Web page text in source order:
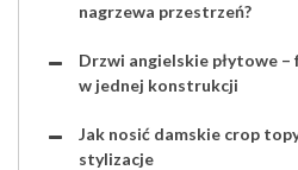
nagrzewa przestrzeń?
Drzwi angielskie płytowe
w jednej konstrukcji
Jak nosić damskie crop
stylizacje